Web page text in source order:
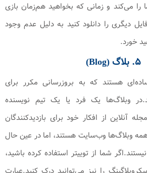
را می‌کند و زمانی که بخواهید هم‌زمان بازی
دیگری را دانلود کنید به دلیل عدم وجود
خورد.
۵. بلاگ (Blog)
هستند که به بروزرسانی مکرر برای
وبلاگ‌ها یک فرد یا یک تیم نویسنده
آنلاین از افکار خود برای بازدیدکنندگان
همه وبلاگ‌ها وب‌سایت‌ هستند، اما در عین حال
شما از توییتر استفاده کرده باشید،